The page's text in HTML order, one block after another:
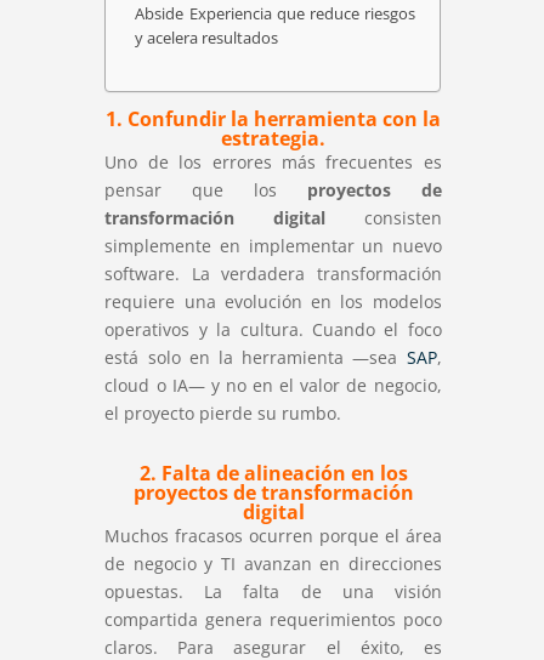
Abside Experiencia que reduce riesgos
y acelera resultados
1. Confundir la herramienta con la
estrategia.
Uno de los errores más frecuentes es
pensar que los proyectos de
transformación digital consisten
simplemente en implementar un nuevo
software. La verdadera transformación
requiere una evolución en los modelos
operativos y la cultura. Cuando el foco
está solo en la herramienta —sea SAP,
cloud o IA— y no en el valor de negocio,
el proyecto pierde su rumbo.
2. Falta de alineación en los
proyectos de transformación
digital
Muchos fracasos ocurren porque el área
de negocio y TI avanzan en direcciones
opuestas. La falta de una visión
compartida genera requerimientos poco
claros. Para asegurar el éxito, es